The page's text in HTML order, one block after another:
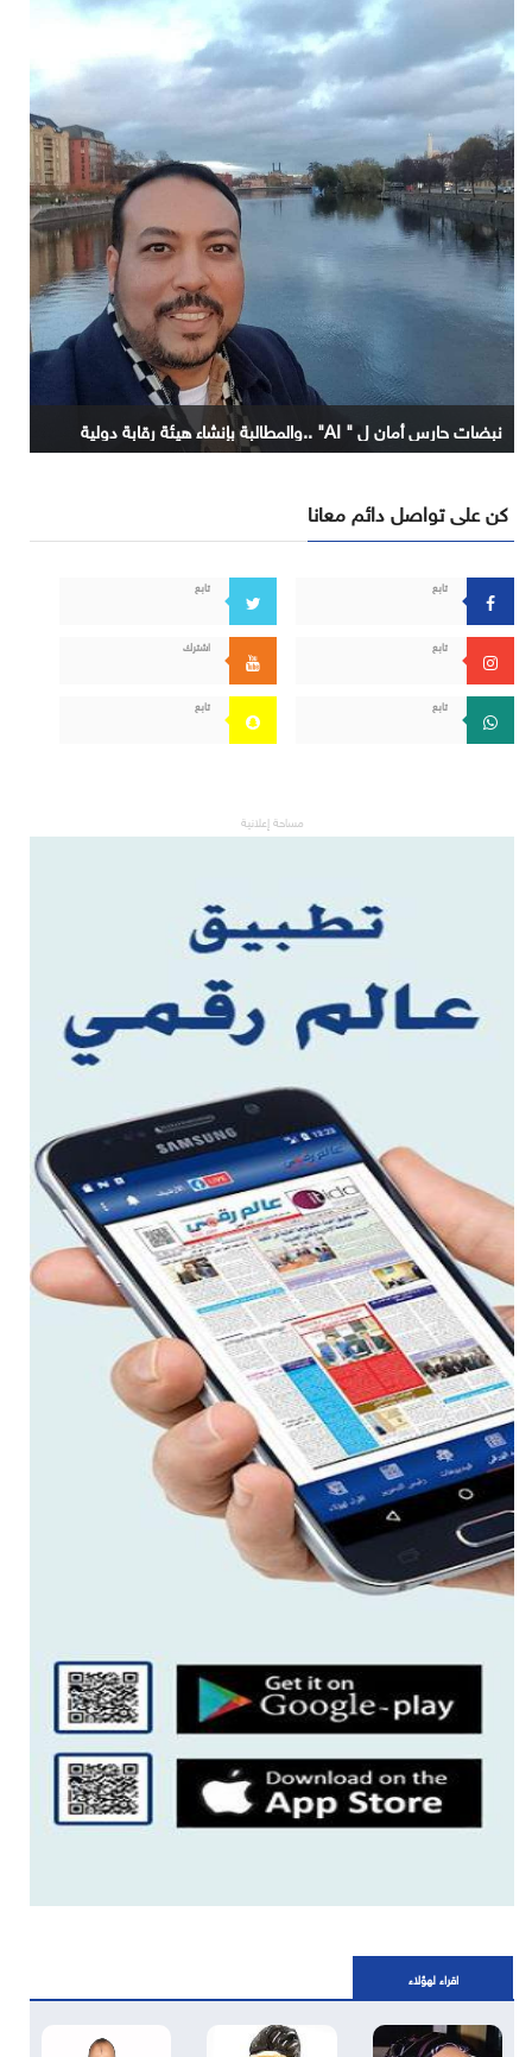
نبضات حارس أمان ل " AI" ..والمطالبة بإنشاء هيئة رقابة دولية
كن على تواصل دائم معانا
تابع تابع
تابع اشترك
تابع تابع
مساحة إعلانية
اقراء لهؤلاء